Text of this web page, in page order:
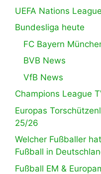
UEFA Nations
Bundesliga heute
FC Bayern
BVB News
VfB News
Champions League
Europas
25/26
Welcher Fußballer
Fußball in
Fußball EM &